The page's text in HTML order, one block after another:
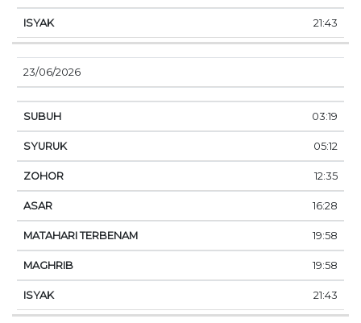
21:43
23/06/2026
03:19
05:12
12:35
16:28
19:58
19:58
21:43